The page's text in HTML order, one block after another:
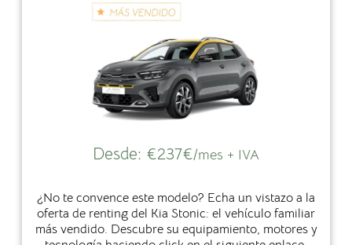
Desde: €237€/mes + IVA
¿No te convence este modelo? Echa un vistazo a la
oferta de renting del Kia Stonic: el vehículo familiar
más vendido. Descubre su equipamiento, motores y